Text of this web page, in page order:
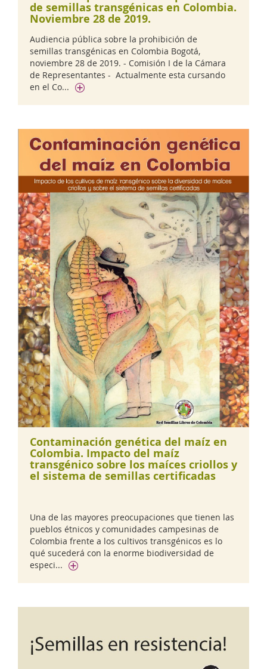
de semillas transgénicas en Colombia.
Noviembre 28 de 2019.
Audiencia pública sobre la prohibición de
semillas transgénicas en Colombia Bogotá,
noviembre 28 de 2019. - Comisión I de la Cámara
de Representantes - Actualmente esta cursando
en el Co...
Contaminación genética del maíz en
Colombia. Impacto del maíz
transgénico sobre los maíces criollos y
el sistema de semillas certificadas
Una de las mayores preocupaciones que tienen las
pueblos étnicos y comunidades campesinas de
Colombia frente a los cultivos transgénicos es lo
qué sucederá con la enorme biodiversidad de
especi...